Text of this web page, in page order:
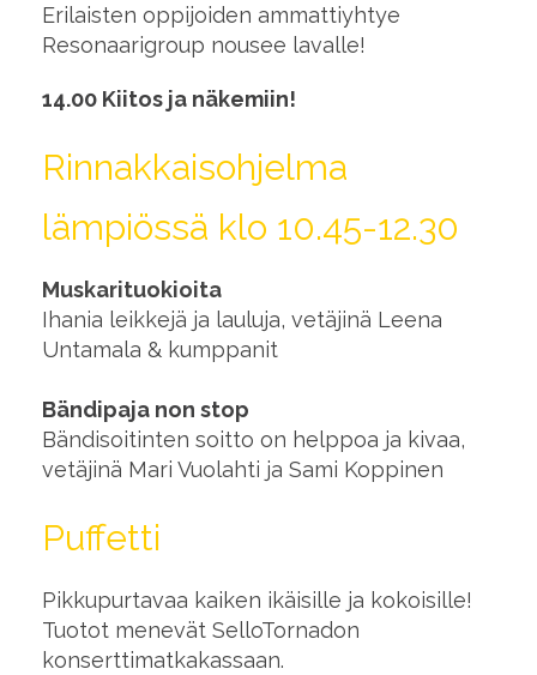
Erilaisten oppijoiden ammattiyhtye
Resonaarigroup nousee lavalle!
14.00 Kiitos ja näkemiin!
Rinnakkaisohjelma
lämpiössä klo 10.45-12.30
Muskarituokioita
Ihania leikkejä ja lauluja, vetäjinä Leena
Untamala & kumppanit
Bändipaja non stop
Bändisoitinten soitto on helppoa ja kivaa,
vetäjinä Mari Vuolahti ja Sami Koppinen
Puffetti
Pikkupurtavaa kaiken ikäisille ja kokoisille!
Tuotot menevät SelloTornadon
konserttimatkakassaan.